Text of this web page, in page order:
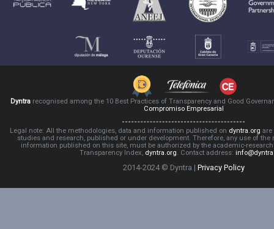
Dyntra recognised among the 10 Best Practices of Transparency and Good
Compromiso Empresarial
Legal note: All the methodologies, data and information published on dyntra.org are
studies and research, published or under development. Therefore, any use of the
information published on this site, must be authorized by the academic-
Transparency Index, dyntra.org. Contact address:
2014-2024 © Dyntra | Privacy Policy